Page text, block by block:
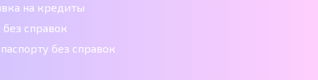
на кредиты
справок
без справок